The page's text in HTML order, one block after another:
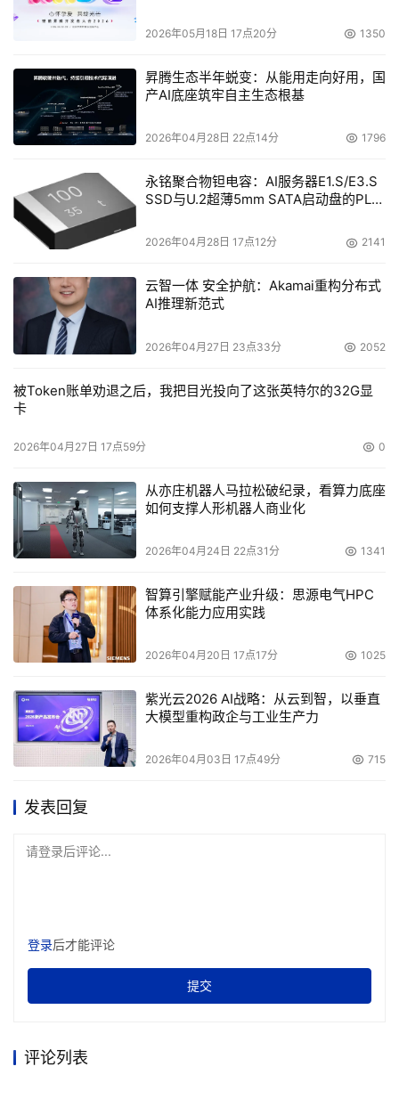
1、最好安装专业的杀毒软件进行全面监控并及时升级病毒
代码库。建议用户将一些主要监控经常打开，如邮件监控、
或代码等攻击用户计算机。
2、请勿随意打开邮件中的附件，尤其是来历不明的邮件。
件网关处拦截病毒，确保邮件客户端的安全。
3、企业级用户应及时升级控制中心，并建议相关管理人员
在适当时候进行全网查杀病毒。另外为保证企业信息安全，
应关闭共享目录并为管理员帐户设置强口令，不要将管理员
口令设置为空或过于简单的密码。
截至记者发稿时止，金山、安天实验室、冠群金辰的病毒库
实验室为51CTO安全频道提供病毒信息。
本文来源于DOIT传媒，文章内容仅供参考，不构成投资建议。
2026年05月18日 17点20分 1350
昇腾生态半年蜕变：从能用走向好用，国
产AI底座筑牢自主生态根基
2026年04月28日 22点14分 1796
永铭聚合物钽电容：AI服务器E1.S/E3.S
SSD与U.2超薄5mm SATA启动盘的PLP
2026年04月28日 17点12分 2141
云智一体 安全护航：Akamai重构分布式
AI推理新范式
2026年04月27日 23点33分 2052
被Token账单劝退之后，我把目光投向了这张英特尔的32G显
卡
2026年04月27日 17点59分 0
从亦庄机器人马拉松破纪录，看算力底座
如何支撑人形机器人商业化
2026年04月24日 22点31分 1341
智算引擎赋能产业升级：思源电气HPC
体系化能力应用实践
2026年04月20日 17点17分 1025
紫光云2026 AI战略：从云到智，以垂直
大模型重构政企与工业生产力
2026年04月03日 17点49分 715
发表回复
请登录后评论...
登录后才能评论
提交
评论列表